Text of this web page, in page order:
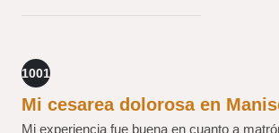
1001
Mi cesarea dolorosa en
Mi experiencia fue buena en cuanto a